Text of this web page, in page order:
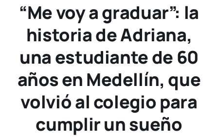
“Me voy a graduar”: la
historia de Adriana,
una estudiante de 60
años en Medellín, que
volvió al colegio para
cumplir un sueño